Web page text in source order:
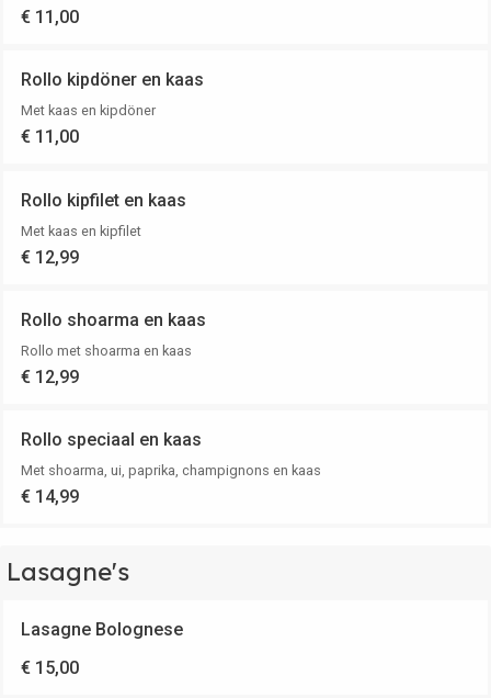
€ 11,00
Rollo kipdöner en kaas
Met kaas en kipdöner
€ 11,00
Rollo kipfilet en kaas
Met kaas en kipfilet
€ 12,99
Rollo shoarma en kaas
Rollo met shoarma en kaas
€ 12,99
Rollo speciaal en kaas
Met shoarma, ui, paprika, champignons en kaas
€ 14,99
Lasagne's
Lasagne Bolognese
€ 15,00